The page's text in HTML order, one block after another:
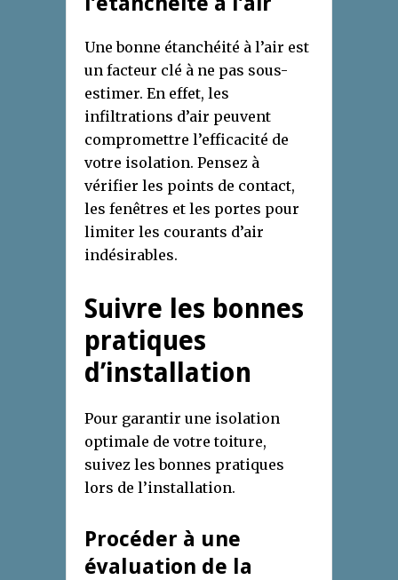
Une bonne étanchéité à l’air est
un facteur clé à ne pas sous-
estimer. En effet, les
infiltrations d’air peuvent
compromettre l’efficacité de
votre isolation. Pensez à
vérifier les points de contact,
les fenêtres et les portes pour
limiter les courants d’air
indésirables.
Suivre les bonnes
pratiques
d’installation
Pour garantir une isolation
optimale de votre toiture,
suivez les bonnes pratiques
lors de l’installation.
Procéder à une
évaluation de la